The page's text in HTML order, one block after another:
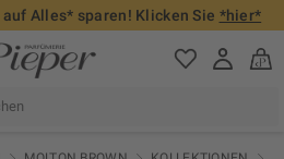
Alles* sparen! Klicken Sie *hier*